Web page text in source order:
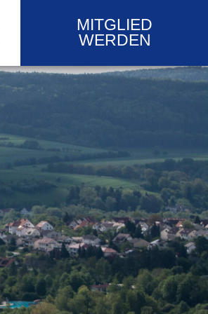
MITGLIED
WERDEN